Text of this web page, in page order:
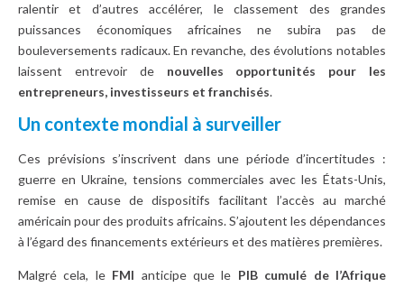
ralentir et d’autres accélérer, le classement des grandes
puissances économiques africaines ne subira pas de
bouleversements radicaux. En revanche, des évolutions notables
laissent entrevoir de nouvelles opportunités pour les
entrepreneurs, investisseurs et franchisés.
Un contexte mondial à surveiller
Ces prévisions s’inscrivent dans une période d’incertitudes :
guerre en Ukraine, tensions commerciales avec les États-Unis,
remise en cause de dispositifs facilitant l’accès au marché
américain pour des produits africains. S’ajoutent les dépendances
à l’égard des financements extérieurs et des matières premières.
Malgré cela, le FMI anticipe que le PIB cumulé de l’Afrique